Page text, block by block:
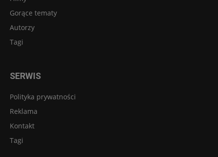
Gorące tematy
Autorzy
Tagi
SERWIS
Polityka prywatności
Reklama
Kontakt
Tagi